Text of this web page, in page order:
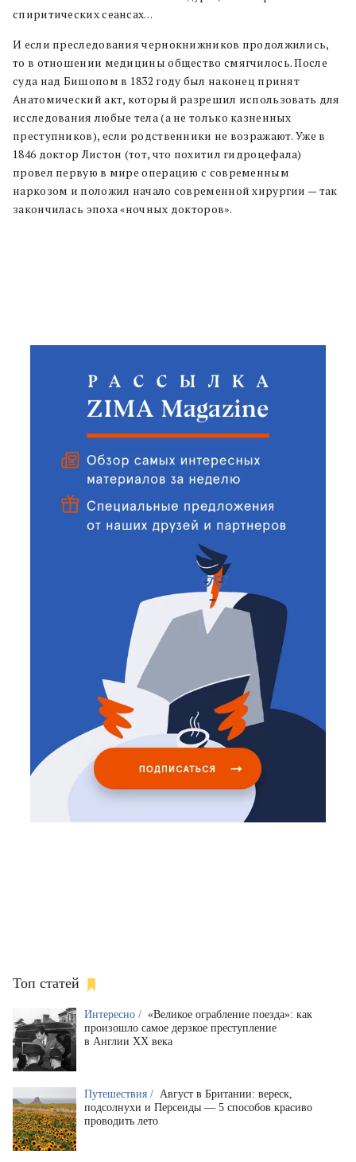
спиритических сеансах…
И если преследования чернокнижников продолжились,
то в отношении медицины общество смягчилось. После
суда над Бишопом в 1832 году был наконец принят
Анатомический акт, который разрешил использовать для
исследования любые тела (а не только казненных
преступников), если родственники не возражают. Уже в
1846 доктор Листон (тот, что похитил гидроцефала)
провел первую в мире операцию с современным
наркозом и положил начало современной хирургии — так
закончилась эпоха «ночных докторов».
Топ статей
Интересно / «Великое ограбление поезда»: как
произошло самое дерзкое преступление
в Англии XX века
Путешествия / Август в Британии: вереск,
подсолнухи и Персеиды — 5 способов красиво
проводить лето